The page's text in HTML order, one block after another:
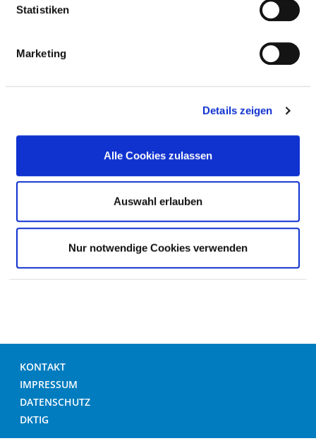
Statistiken
Marketing
Details zeigen
Alle Cookies zulassen
Auswahl erlauben
Nur notwendige Cookies verwenden
MOBILITÄTSEINSCHRÄNKUNGEN
ÜBERGEWICHT / KÖRPERGRÖSSE
KONTAKT
IMPRESSUM
DATENSCHUTZ
DKTIG